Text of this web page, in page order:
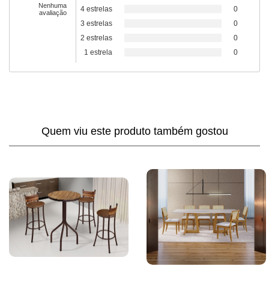
Nenhuma
avaliação
4 estrelas
0
3 estrelas
0
2 estrelas
0
1 estrela
0
Quem viu este produto também gostou